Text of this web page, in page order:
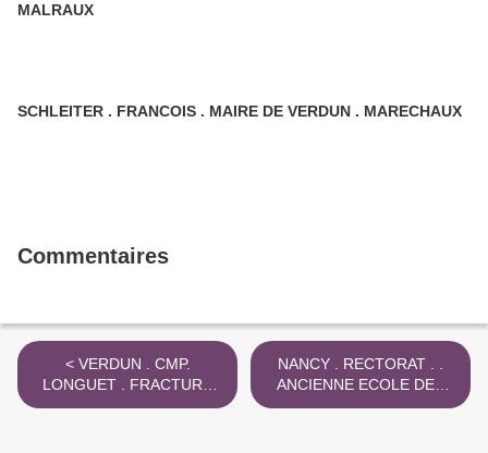
MALRAUX
SCHLEITER . FRANCOIS . MAIRE DE VERDUN . MARECHAUX
Commentaires
< VERDUN . CMP.
LONGUET . FRACTURE
DU CRÂNE 1967 AVANT
NANCY . RECTORAT . .
ANCIENNE ECOLE DES
MINES . PHOTO COUL >